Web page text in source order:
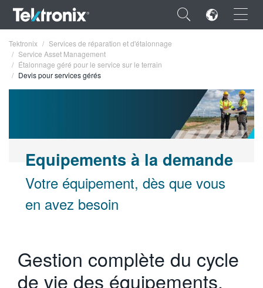
×
FRANÇAIS
DEUTSCH
VIỆT NAM
简体中文
한국어
繁體中文
Tektronix
Services de réparation et d'étalonnage
Service Asset Management
Étalonnage géré pour le service sur le terrain
Devis pour services gérés
Equipements à la demande
Votre équipement, dès que vous
en avez besoin
Gestion complète du cycle
de vie des équipements.